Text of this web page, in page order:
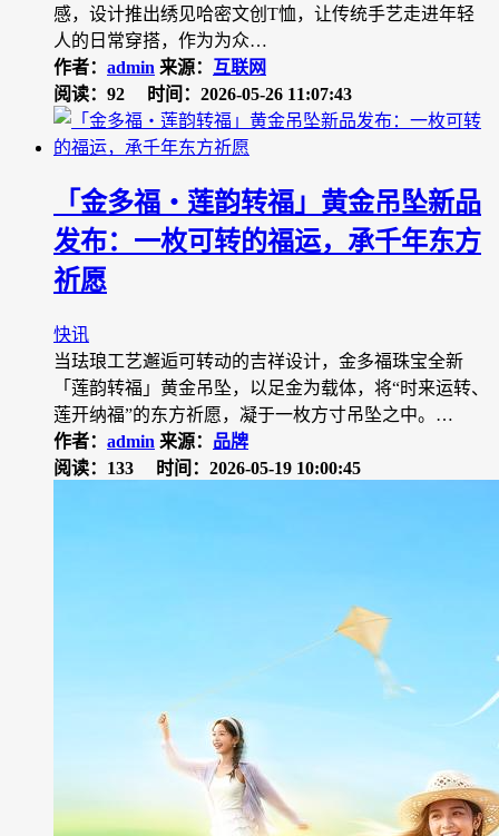
感，设计推出绣见哈密文创T恤，让传统手艺走进年轻
人的日常穿搭，作为为众…
作者： admin 来源： 互联网
阅读：92
时间：2026-05-26 11:07:43
「金多福・莲韵转福」黄金吊坠新品
发布：一枚可转的福运，承千年东方
祈愿
快讯
当珐琅工艺邂逅可转动的吉祥设计，金多福珠宝全新
「莲韵转福」黄金吊坠，以足金为载体，将“时来运转、
莲开纳福”的东方祈愿，凝于一枚方寸吊坠之中。…
作者： admin 来源： 品牌
阅读：133
时间：2026-05-19 10:00:45